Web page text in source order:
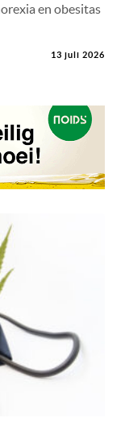
en obesitas
13 juli 2026